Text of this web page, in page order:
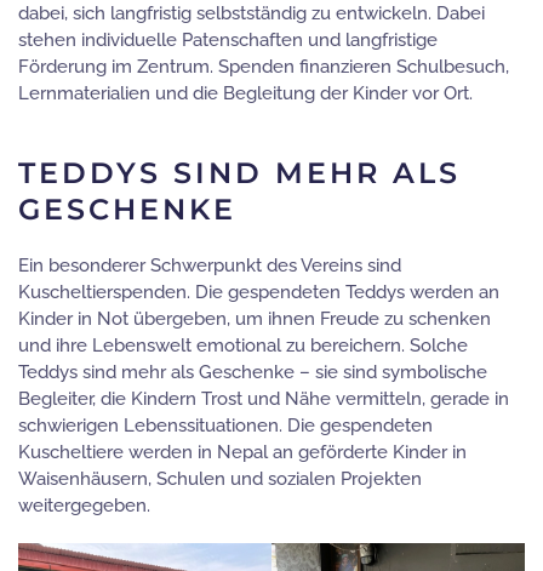
dabei, sich langfristig selbstständig zu entwickeln. Dabei
stehen individuelle Patenschaften und langfristige
Förderung im Zentrum. Spenden finanzieren Schulbesuch,
Lernmaterialien und die Begleitung der Kinder vor Ort.
TEDDYS SIND MEHR ALS
GESCHENKE
Ein besonderer Schwerpunkt des Vereins sind
Kuscheltierspenden. Die gespendeten Teddys werden an
Kinder in Not übergeben, um ihnen Freude zu schenken
und ihre Lebenswelt emotional zu bereichern. Solche
Teddys sind mehr als Geschenke – sie sind symbolische
Begleiter, die Kindern Trost und Nähe vermitteln, gerade in
schwierigen Lebenssituationen. Die gespendeten
Kuscheltiere werden in Nepal an geförderte Kinder in
Waisenhäusern, Schulen und sozialen Projekten
weitergegeben.